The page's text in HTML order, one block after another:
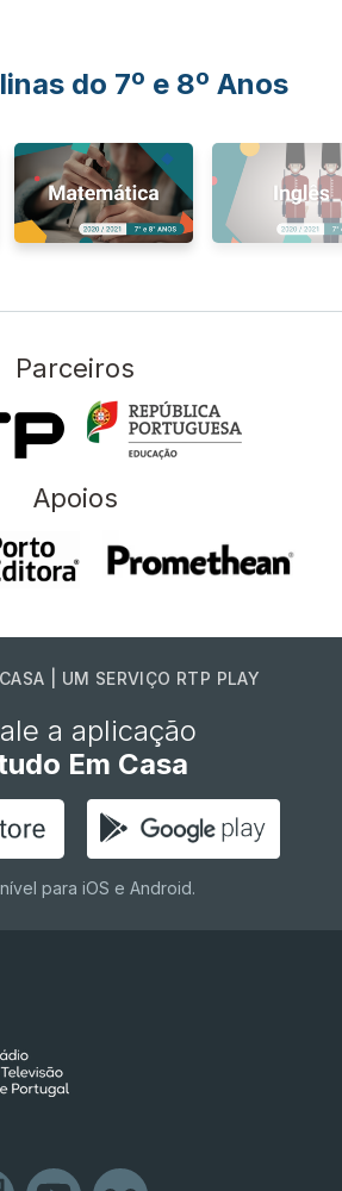
do 7º e 8º Anos
Parceiros
Apoios
| UM SERVIÇO RTP PLAY
a aplicação
Em Casa
para iOS e Android.